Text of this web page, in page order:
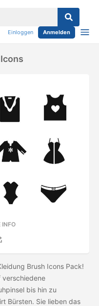
Einloggen Anmelden
INFO
Brush Icons Pack!
verschiedene
bis hin zu
Bürsten. Sie lieben das